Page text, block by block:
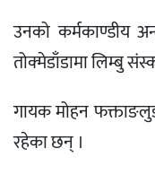
उनको कर्मकाण्डीय
तोक्मेडाँडामा लिम्बु
गायक मोहन
रहेका छन् ।